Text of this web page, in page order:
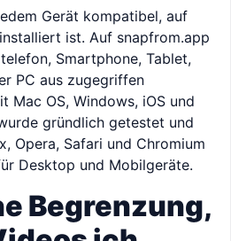
Gerät kompatibel, auf
ist. Auf snapfrom.app
Smartphone, Tablet,
PC aus zugegriffen
Mac OS, Windows, iOS und
gründlich getestet und
Opera, Safari und Chromium
Desktop und Mobilgeräte.
Begrenzung,